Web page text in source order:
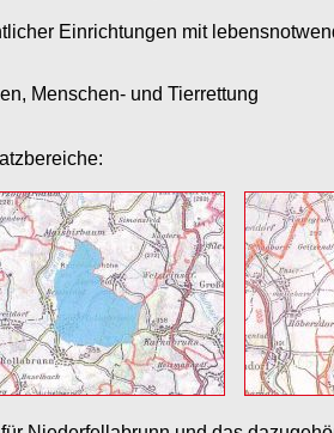
Einrichtungen mit
Menschen- und Tierrettung